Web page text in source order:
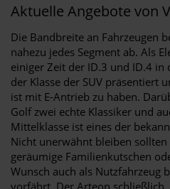
Aktuelle Angebote von
Die Bandbreite an Fahrzeugen
nahezu jedes Segment ab. Als
einiger Zeit der ID.3 und ID.4 in
der Klasse der SUV präsentiert
ist mit E-Antrieb zu haben.
Golf zwei echte Klassiker und
Mittelklasse ist eines der
Nicht unerwähnt bleiben
geräumige Familienkutschen
Wunsch auch als Nutzfahrzeug
vorfährt. Der Arteon schließlich,